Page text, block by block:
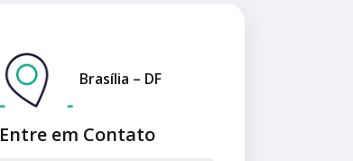
Entre em Contato
Brasília – DF